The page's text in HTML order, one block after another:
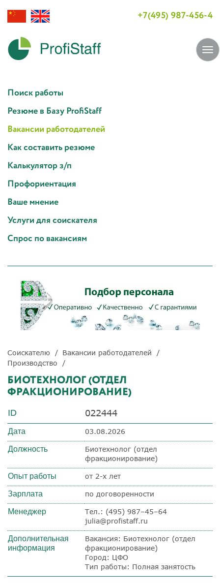
+7(495) 987-456-4
Поиск работы
Резюме в Базу ProfiStaff
Вакансии работодателей
Как составить резюме
Калькулятор з/п
Профориентация
Ваше мнение
Услуги для соискателя
Спрос по вакансиям
Соискателю
Вакансии работодателей
Производство
БИОТЕХНОЛОГ (ОТДЕЛ
ФРАКЦИОНИРОВАНИЕ)
ID 022444
Дата 03.08.2026
Должность
Биотехнолог (отдел
фракционирование)
Опыт работы от 2-х лет
Зарплата по договоренности
Менеджер
Тел.: (495) 987–45–64
julia@profistaff.ru
Дополнительная
информация
Вакансия: Биотехнолог (отдел
фракционирование)
Город: ЦФО
Тип работы: Полная занятость